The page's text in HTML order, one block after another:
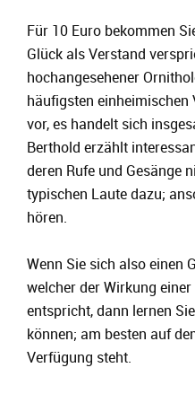
Für 10 Euro bekommen
Glück als Verstand
hochangesehener
häufigsten einheimischen
vor, es handelt sich
Berthold erzählt
deren Rufe und Gesänge
typischen Laute dazu;
hören.
Wenn Sie sich also einen
welcher der Wirkung
entspricht, dann lernen
können; am besten auf
Verfügung steht.